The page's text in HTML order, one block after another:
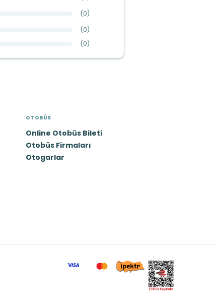
(0)
(0)
(0)
OTOBÜS
Online Otobüs Bileti
Otobüs Firmaları
Otogarlar